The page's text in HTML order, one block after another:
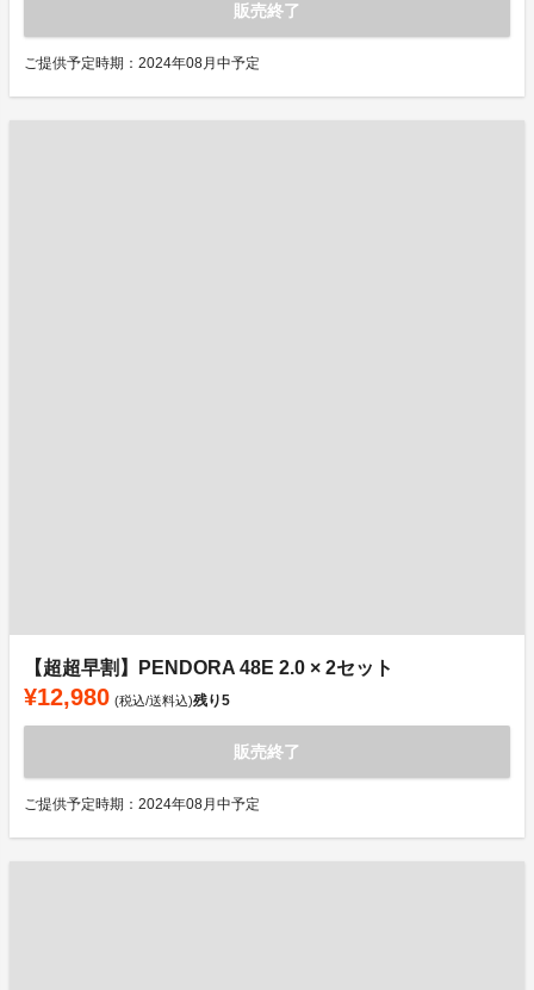
販売終了
ご提供予定時期：2024年08月中予定
【超超早割】PENDORA 48E 2.0 × 2セット
¥12,980 (税込/送料込)残り5
販売終了
ご提供予定時期：2024年08月中予定